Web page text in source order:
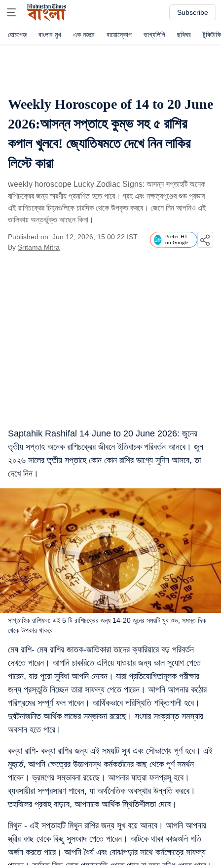
Subscribe
হোমপেজ বাংলার মুখ এক নজরে বায়োস্কোপ ভাগ্যলিপি ছবিঘর টুকিটাকি
Weekly Horoscope of 14 to 20 June
2026:আসন্ন সপ্তাহে কুম্ভ সহ ৫ রাশির
কপাল খুলবে! জ্যোতিষমতে দেখে নিন লাকির
লিস্টে কারা
weekly horoscope Lucky Zodiac Signs: আসন্ন সপ্তাহটি অনেক
রাশিচক্রের জন্য স্মরণীয় প্রমাণিত হতে পারে। গ্রহ এবং নক্ষত্রপুঞ্জের শুভ প্রভাব
এই রাশিচক্রের চিহ্নগুলিকে চারদিক থেকে উপকৃত করবে। জেনে নিন আপনিও এই
তালিকায় অন্তর্ভুক্ত আছেন কিনা।
Published on: Jun 12, 2026, 15:00:22 IST
By Sritama Mitra
Prefer HT
on Google
Saptahik Rashifal 14 June to 20 June 2026: জুনের
তৃতীয় সপ্তাহ অনেক রাশিচক্রের জীবনে ইতিবাচক পরিবর্তন আনবে। জুন
২০২৬ সালের তৃতীয় সপ্তাহে কোন কোন রাশির ভাগ্যে সুদিন আসবে, তা
দেখে নিন।
সাপ্তাহিক রাশিফল: এই 5 টি রাশিচক্রের জন্য 14-20 জুনের সময়টি খুব শুভ, সমস্ত দিক
থেকে উপকার থাকবে
মেষ রাশি- মেষ রাশির জাতক-জাতিকারা তাদের ক্যারিয়ারে বড় পরিবর্তন
দেখতে পারেন। আপনি চাকরিতে এগিয়ে যাওয়ার জন্য ভাল সুযোগ পেতে
পারেন, যার পুরো সুবিধা আপনি নেবেন। যারা প্রতিযোগিতামূলক পরীক্ষার
জন্য প্রস্তুতি নিচ্ছেন তারা সাফল্য পেতে পারেন। আপনি আপনার কঠোর
পরিশ্রমের সম্পূর্ণ ফল পাবেন। আর্থিকভাবে পরিস্থিতি শক্তিশালী হবে।
দুর্ঘটনাজনিত আর্থিক লাভের সম্ভাবনা রয়েছে। সংসার সংক্রান্ত সমস্যার
অবসান হতে পারে।
কন্যা রাশি- কন্যা রাশির জন্য এই সময়টি সুখ এবং সৌভাগ্যে পূর্ণ হবে। এই
মুহুর্তে, আপনি ক্ষেত্রের উচ্চপদস্থ কর্মকর্তাদের কাছ থেকে পূর্ণ সমর্থন
পাবেন। ভ্রমণের সম্ভাবনা রয়েছে। আপনার যাত্রা ফলপ্রসূ হবে।
ব্যবসায়ীরা সম্প্রসারণ পাবেন, যা অর্থনৈতিক অবস্থার উন্নতি করবে।
তহবিলের প্রবাহ বাড়বে, আপনাকে আর্থিক স্থিতিশীলতা দেবে।
মিথুন - এই সপ্তাহটি মিথুন রাশির জন্য সুখ বয়ে আনবে। আপনি আপনার
স্ত্রীর কাছ থেকে কিছু সুসংবাদ পেতে পারেন। আটকে থাকা কাজগুলি গতি
অর্জন করতে পারে। আপনি ধৈর্য এবং বোঝাপড়ার সাথে কর্মক্ষেত্রে সাফল্য